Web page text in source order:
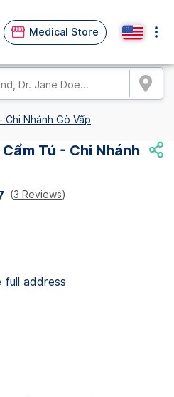
Medical Store
Chi Nhánh Gò Vấp
Tú - Chi Nhánh
(3 Reviews)
full address